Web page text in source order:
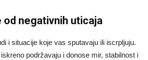
od negativnih uticaja
i situacije koje vas sputavaju ili iscrpljuju.
podržavaju i donose mir, stabilnost i